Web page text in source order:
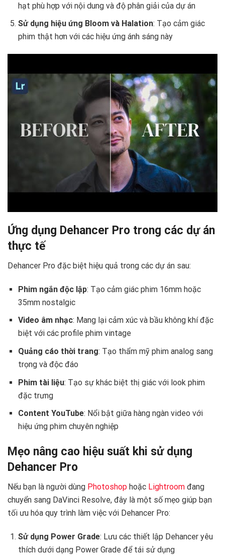
hạt phù hợp với nội dung và độ phân giải của dự án
Sử dụng hiệu ứng Bloom và Halation: Tạo cảm giác
phim thật hơn với các hiệu ứng ánh sáng này
Ứng dụng Dehancer Pro trong các dự án
thực tế
Dehancer Pro đặc biệt hiệu quả trong các dự án sau:
Phim ngắn độc lập: Tạo cảm giác phim 16mm hoặc
35mm nostalgic
Video âm nhạc: Mang lại cảm xúc và bầu không khí đặc
biệt với các profile phim vintage
Quảng cáo thời trang: Tạo thẩm mỹ phim analog sang
trọng và độc đáo
Phim tài liệu: Tạo sự khác biệt thị giác với look phim
đặc trưng
Content YouTube: Nổi bật giữa hàng ngàn video với
hiệu ứng phim chuyên nghiệp
Mẹo nâng cao hiệu suất khi sử dụng
Dehancer Pro
Nếu bạn là người dùng Photoshop hoặc Lightroom đang
chuyển sang DaVinci Resolve, đây là một số mẹo giúp bạn
tối ưu hóa quy trình làm việc với Dehancer Pro:
Sử dụng Power Grade: Lưu các thiết lập Dehancer yêu
thích dưới dạng Power Grade để tái sử dụng